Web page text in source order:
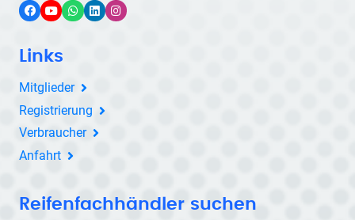
FacebookYouTubeWhatsApp
LinkedInInstagram
Links
Mitglieder
Registrierung
Verbraucher
Anfahrt
Reifenfachhändler suchen